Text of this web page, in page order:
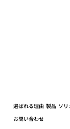
選ばれる理由 製品 ソ
お問い合わせ